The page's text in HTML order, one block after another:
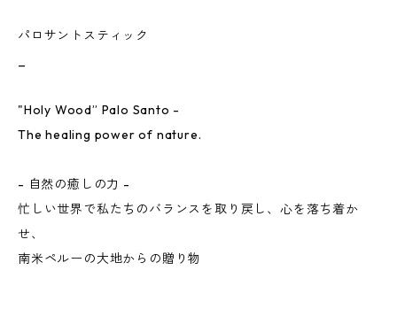
パロサントスティック
"Holy Wood” Palo Santo -
The healing power of nature.
- 自然の癒しの力 -
忙しい世界で私たちのバランスを取り戻し、心を落ち着か
せ、
南米ペルーの大地からの贈り物